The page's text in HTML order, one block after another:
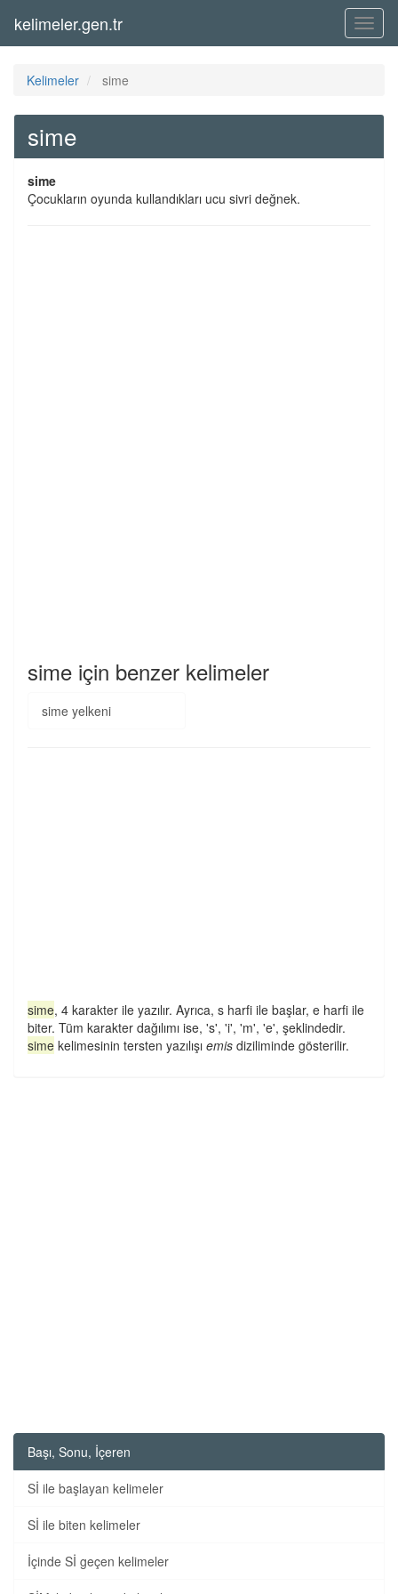
Menü
kelimeler.gen.tr
Kelimeler sime
sime
sime
Çocukların oyunda kullandıkları ucu sivri değnek.
sime için benzer kelimeler
sime yelkeni
sime, 4 karakter ile yazılır. Ayrıca, s harfi ile başlar, e harfi ile
biter. Tüm karakter dağılımı ise, 's', 'i', 'm', 'e', şeklindedir.
sime kelimesinin tersten yazılışı emis diziliminde gösterilir.
Başı, Sonu, İçeren
Sİ ile başlayan kelimeler
Sİ ile biten kelimeler
İçinde Sİ geçen kelimeler